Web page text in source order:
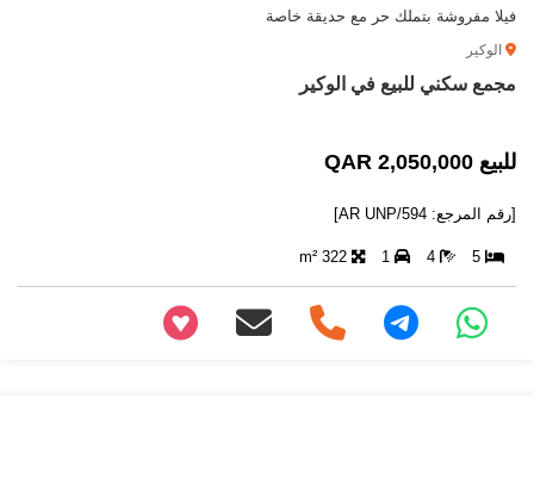
فيلا مفروشة بتملك حر مع حديقة خاصة
الوكير
مجمع سكني للبيع في الوكير
للبيع 2,050,000 QAR
[رقم المرجع: AR UNP/594]
5
4
1
322 m²